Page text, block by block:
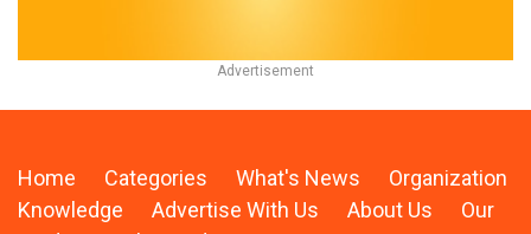
Home Categories What's News
Organization
Knowledge
Advertise With Us About Us
Our